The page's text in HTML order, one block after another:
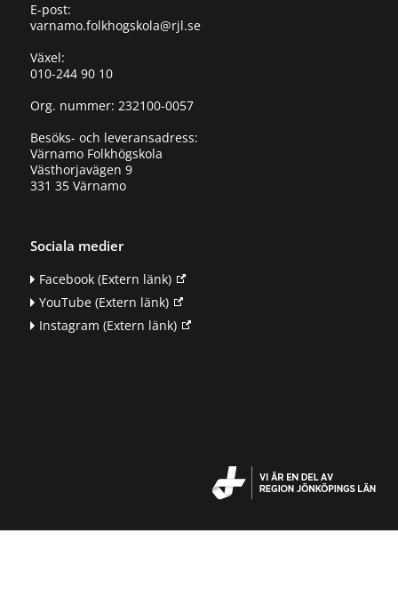
E-post:
varnamo.folkhogskola@rjl.se
Växel:
010-244 90 10
Org. nummer: 232100-0057
Besöks- och leveransadress:
Värnamo Folkhögskola
Västhorjavägen 9
331 35 Värnamo
Sociala medier
Facebook(Extern länk)
YouTube(Extern länk)
Instagram (Extern länk)